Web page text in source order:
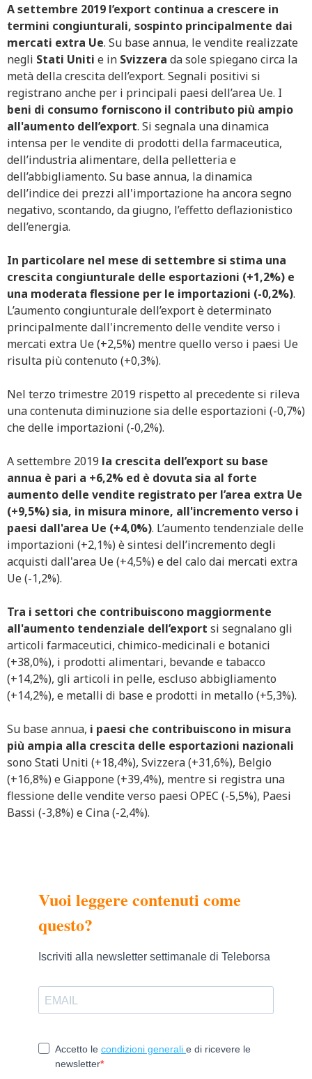
A settembre 2019 l’export continua a crescere in
termini congiunturali, sospinto principalmente dai
mercati extra Ue. Su base annua, le vendite realizzate
negli Stati Uniti e in Svizzera da sole spiegano circa la
metà della crescita dell’export. Segnali positivi si
registrano anche per i principali paesi dell’area Ue. I
beni di consumo forniscono il contributo più ampio
all'aumento dell’export. Si segnala una dinamica
intensa per le vendite di prodotti della farmaceutica,
dell’industria alimentare, della pelletteria e
dell’abbigliamento. Su base annua, la dinamica
dell’indice dei prezzi all'importazione ha ancora segno
negativo, scontando, da giugno, l’effetto deflazionistico
dell’energia.
In particolare nel mese di settembre si stima una
crescita congiunturale delle esportazioni (+1,2%) e
una moderata flessione per le importazioni (-0,2%).
L’aumento congiunturale dell’export è determinato
principalmente dall'incremento delle vendite verso i
mercati extra Ue (+2,5%) mentre quello verso i paesi Ue
risulta più contenuto (+0,3%).
Nel terzo trimestre 2019 rispetto al precedente si rileva
una contenuta diminuzione sia delle esportazioni (-0,7%)
che delle importazioni (-0,2%).
A settembre 2019 la crescita dell’export su base
annua è pari a +6,2% ed è dovuta sia al forte
aumento delle vendite registrato per l’area extra Ue
(+9,5%) sia, in misura minore, all'incremento verso i
paesi dall'area Ue (+4,0%). L’aumento tendenziale delle
importazioni (+2,1%) è sintesi dell’incremento degli
acquisti dall'area Ue (+4,5%) e del calo dai mercati extra
Ue (-1,2%).
Tra i settori che contribuiscono maggiormente
all'aumento tendenziale dell’export si segnalano gli
articoli farmaceutici, chimico-medicinali e botanici
(+38,0%), i prodotti alimentari, bevande e tabacco
(+14,2%), gli articoli in pelle, escluso abbigliamento
(+14,2%), e metalli di base e prodotti in metallo (+5,3%).
Su base annua, i paesi che contribuiscono in misura
più ampia alla crescita delle esportazioni nazionali
sono Stati Uniti (+18,4%), Svizzera (+31,6%), Belgio
(+16,8%) e Giappone (+39,4%), mentre si registra una
flessione delle vendite verso paesi OPEC (-5,5%), Paesi
Bassi (-3,8%) e Cina (-2,4%).